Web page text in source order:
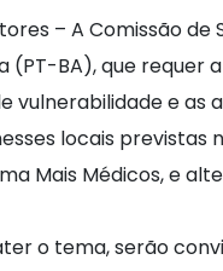
– A Comissão
(PT-BA), que requer
vulnerabilidade e as
locais previstas
Mais Médicos, e
o tema, serão